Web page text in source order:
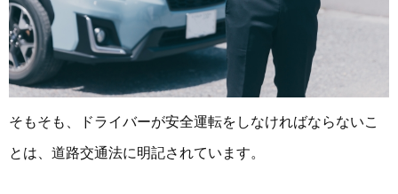
そもそも、ドライバーが安全運転をしなければならないこ
とは、道路交通法に明記されています。